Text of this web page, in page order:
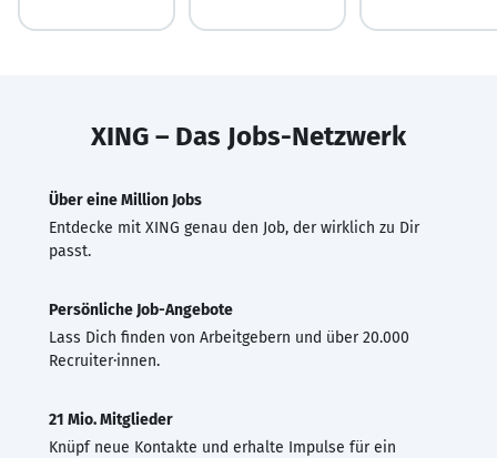
XING – Das Jobs-Netzwerk
Über eine Million Jobs
Entdecke mit XING genau den Job, der wirklich zu Dir
passt.
Persönliche Job-Angebote
Lass Dich finden von Arbeitgebern und über 20.000
Recruiter·innen.
21 Mio. Mitglieder
Knüpf neue Kontakte und erhalte Impulse für ein